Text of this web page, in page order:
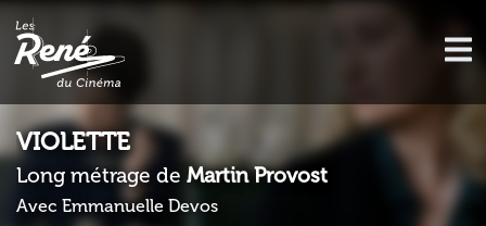
VIOLETTE
Long métrage de Martin Provost
Avec Emmanuelle Devos